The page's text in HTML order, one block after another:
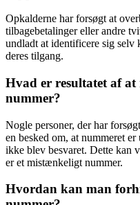
Opkalderne har forsøgt at
tilbagebetalinger eller andre
undladt at identificere sig
deres tilgang.
Hvad er resultatet af
nummer?
Nogle personer, der har
en besked om, at nummeret
ikke blev besvaret. Dette kan
er et mistænkeligt nummer.
Hvordan kan man